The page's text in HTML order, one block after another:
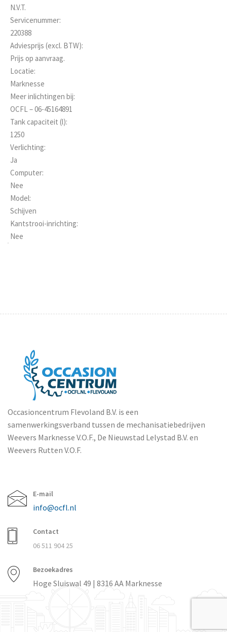
N.V.T.
Servicenummer:
220388
Adviesprijs (excl. BTW):
Prijs op aanvraag.
Locatie:
Marknesse
Meer inlichtingen bij:
OCFL – 06-45164891
Tank capaciteit (l):
1250
Verlichting:
Ja
Computer:
Nee
Model:
Schijven
Kantstrooi-inrichting:
Nee
Occasioncentrum Flevoland B.V. is een
samenwerkingsverband tussen de mechanisatiebedrijven
Weevers Marknesse V.O.F., De Nieuwstad Lelystad B.V. en
Weevers Rutten V.O.F.
E-mail
info@ocfl.nl
Contact
06 511 904 25
Bezoekadres
Hoge Sluiswal 49 | 8316 AA Marknesse